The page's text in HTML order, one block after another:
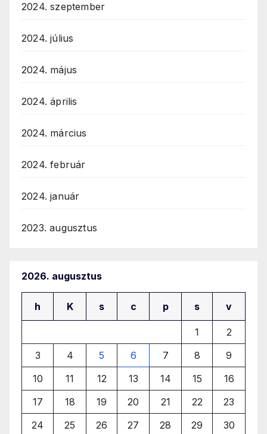
2024. szeptember
2024. július
2024. május
2024. április
2024. március
2024. február
2024. január
2023. augusztus
2026. augusztus
h K s c p s v
1
2
3
4 5 6 7 8
9
10
11 12 13 14 15
16
17
18 19 20 21 22
23
24
25 26 27 28 29
30